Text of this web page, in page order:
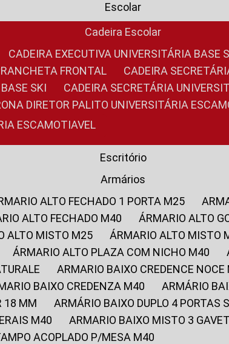
Escolar
Cadeira Escolar
CADEIRA EXECUTIVA UNIVERSITÁRIA BASE
FRONTAL
CADEIRA
SKI
CADEIRA SECRETÁRIA
DIRETOR PALITO UNIVERSITÁRIA
ESCAMOTIAVEL
Escritório
Armários
ALTO FECHADO 1 PORTA M25
ALTO FECHADO M40
ÁRMARIO ALTO
ALTO MISTO M25
ÁRMARIO ALTO MISTO
ÁRMARIO ALTO PLAZA COM NICHO M40
ARMARIO BAIXO CREDENCE
BAIXO CREDENZA M40
ARMÁRIO
18 MM
ARMÁRIO BAIXO DUPLO 4 PORTAS
M40
ARMARIO BAIXO MISTO 3
ACOPLADO P/MESA M40